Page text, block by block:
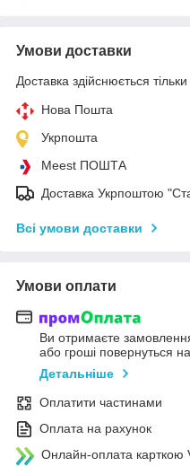
Умови доставки
Доставка здійснюється
Нова Пошта
Укрпошта
Meest ПОШТА
Доставка Укрпоштою
Всі умови доставки
Умови оплати
Ви отримаєте
або гроші повернуться
Детальніше
Оплатити частинами
Оплата на рахунок
Онлайн-оплата карткою